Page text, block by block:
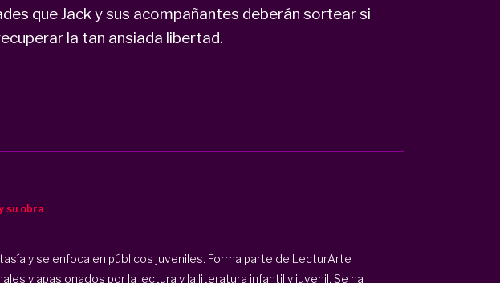
que Jack y sus acompañantes deberán sortear si
la tan ansiada libertad.
su obra
y se enfoca en públicos juveniles. Forma parte de LecturArte
y apasionados por la lectura y la literatura infantil y juvenil. Se ha